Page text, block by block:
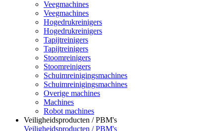
Veegmachines
Veegmachines
Hogedrukreinigers
Hogedrukreinigers
Tapijtreinigers
Tapijtreinigers
Stoomreinigers
Stoomreinigers
Schuimreinigingsmachines
Schuimreinigingsmachines
Overige machines
Machines
Robot machines
Veiligheidsproducten / PBM's
Veiligheidsproducten / PBM's